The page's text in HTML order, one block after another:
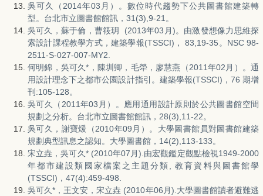
吳可久（2014年03月）。數位時代趨勢下公共圖書館建築轉
型。台北市立圖書館館訊，31(3),9-21。
吳可久，蘇于倫，曹筱玥 (2013年03月)。由激發想像力思維探
索設計課程教學方式，建築學報(TSSCI)， 83,19-35。NSC 98-
2511-S-027-007-MY2.
何明錦，吳可久*，陳圳卿，毛犖，廖慧燕（2011年02月）。通
用設計理念下之都市公園設計指引。建築學報(TSSCI)，76 期增
刊:105-128。
吳可久（2011年03月）。應用通用設計原則於公共圖書館空間
規劃之分析。台北市立圖書館館訊，28(3),11-22。
吳可久，謝寶煖（2010年09月）。大學圖書館員對圖書館建築
規劃典型訊息之認知。大學圖書館，14(2),113-133。
宋立垚，吳可久* (2010年07月).由宏觀鑑定觀點檢視1949-2000
年都市建設類國家檔案之主題分類, 教育資料與圖書館學
(TSSCI)，47(4):459-498.
吳可久*，王文安，宋立垚 (2010年06月).大學圖書館讀者避難逃